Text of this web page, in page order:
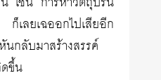
ลยเฉออกไปเสียอีก
นกลับมาสร้างสรรค์
ขึ้น